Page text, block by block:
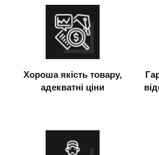
Хороша якість товару,
адекватні ціни